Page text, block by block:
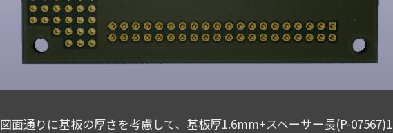
図面通りに基板の厚さを考慮して、基板厚1.6mm+スペーサー長(P-